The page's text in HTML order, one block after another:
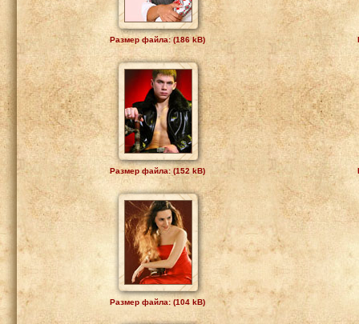
Размер файла: (186 kB)
Размер файла: (152 kB)
Размер файла: (104 kB)